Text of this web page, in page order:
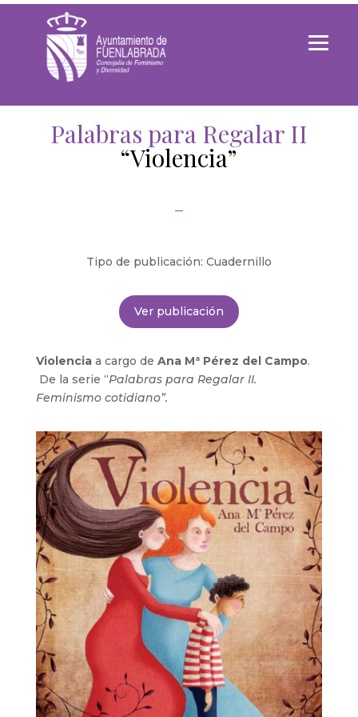
Palabras para Regalar II
“Violencia”
Tipo de publicación: Cuadernillo
Ver publicación
Violenciaa cargo de Ana Mª Pérez del Campo.
De la serie “Palabras para Regalar II.
Feminismo cotidiano”.